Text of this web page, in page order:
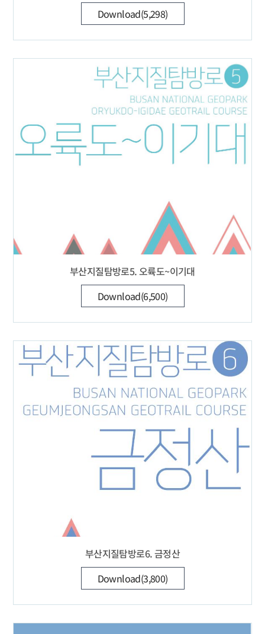
Download(5,298)
부산지질탐방로5. 오륙도~이기대
Download(6,500)
부산지질탐방로6. 금정산
Download(3,800)